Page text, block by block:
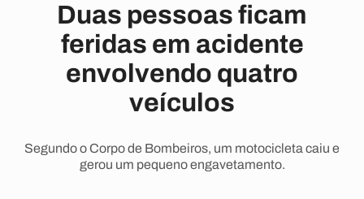
Duas pessoas ficam
feridas em acidente
envolvendo quatro
veículos
Segundo o Corpo de Bombeiros, um motocicleta caiu e
gerou um pequeno engavetamento.